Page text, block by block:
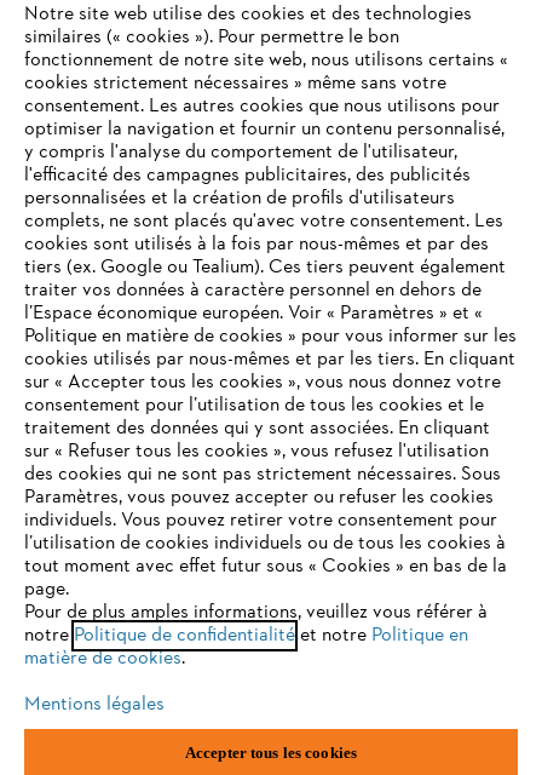
#STIHL
L'Entreprise
STIHL FAQ
Contact
Politique de protection des données
Mentions légales Utilisation des cookies
ANDREAS STIHL NV, Veurtstraat 117, 2870 Puurs-Sint-Amands,
VOTRE NAVIGATEUR INTERNET
N'EST PLUS PRIS EN CHARGE
Vous utilisez un navigateur Internet que nous ne prenons plus
en charge, et certaines fonctionnalités de notre site ne
peuvent fonctionner correctement. Pour une utilisation
optimale de notre site, nous vous recommandons de passer à
l'un des navigateurs suivants :
firefox chrome
Notre site web utilise des cookies et des technologies
similaires (« cookies »). Pour permettre le bon
fonctionnement de notre site web, nous utilisons certains «
cookies strictement nécessaires » même sans votre
consentement. Les autres cookies que nous utilisons pour
optimiser la navigation et fournir un contenu personnalisé,
y compris l'analyse du comportement de l'utilisateur,
l'efficacité des campagnes publicitaires, des publicités
personnalisées et la création de profils d'utilisateurs
complets, ne sont placés qu'avec votre consentement. Les
cookies sont utilisés à la fois par nous-mêmes et par des
tiers (ex. Google ou Tealium). Ces tiers peuvent également
traiter vos données à caractère personnel en dehors de
l’Espace économique européen. Voir « Paramètres » et «
Politique en matière de cookies » pour vous informer sur les
cookies utilisés par nous-mêmes et par les tiers. En cliquant
sur « Accepter tous les cookies », vous nous donnez votre
consentement pour l’utilisation de tous les cookies et le
traitement des données qui y sont associées. En cliquant
sur « Refuser tous les cookies », vous refusez l'utilisation
des cookies qui ne sont pas strictement nécessaires. Sous
Paramètres, vous pouvez accepter ou refuser les cookies
individuels. Vous pouvez retirer votre consentement pour
l’utilisation de cookies individuels ou de tous les cookies à
tout moment avec effet futur sous « Cookies » en bas de la
page.
Pour de plus amples informations, veuillez vous référer à
notre Politique de confidentialitéet notre Politique en
matière de cookies.
Mentions légales
Accepter tous les cookies